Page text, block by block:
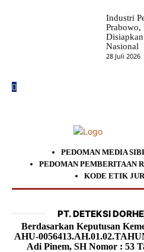
Industri
Prabowo,
Nasional
28 Juli 2026
PEDOMAN MEDIA
PEDOMAN PEMBERITAAN
KODE ETIK
PT. DETEKSI
Berdasarkan Keputusan
AHU-
Adi Pinem, SH Nomor : 53